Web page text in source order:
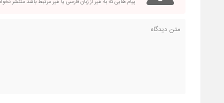
پیام هایی که به غیر از زبان فارسی یا غیر مرتبط باشد منتشر